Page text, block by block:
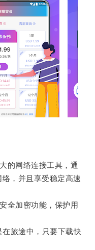
网络连接工具，通
，并且享受稳定高速
加密功能，保护用
旅途中，只要下载快